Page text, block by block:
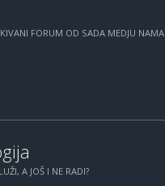
FORUM OD SADA MEDJU
A JOŠ I NE RADI?